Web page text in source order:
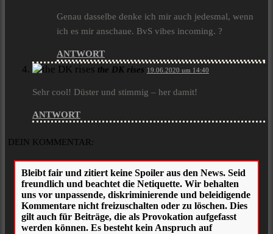
Genau dasselbe denke ich mir auch jedesmal, wenn
ich es mir anschaue. BvS vibes incoming. ?
ANTWORT
the DK rises 19.06.2020 um 14:40
Sehr cool! Düster und stimmig – her damit!
ANTWORT
DEIN KOMMENTAR: